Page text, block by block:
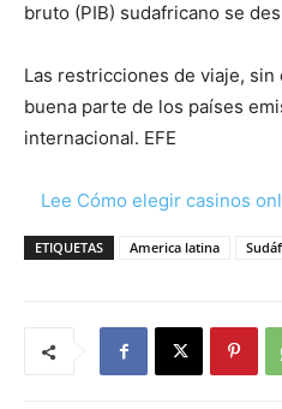
bruto (PIB) sudafricano se
Las restricciones de viaje, sin
buena parte de los países
internacional. EFE
Lee Cómo elegir casinos
ETIQUETAS America latina